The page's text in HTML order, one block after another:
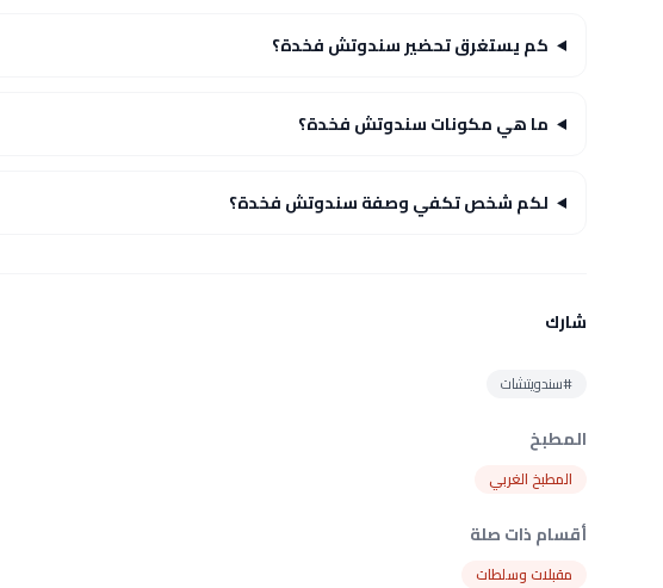
كم يستغرق تحضير سندوتش فخدة؟
ما هي مكونات سندوتش فخدة؟
لكم شخص تكفي وصفة سندوتش فخدة؟
شارك
#سندويتشات
المطبخ
المطبخ الغربي
أقسام ذات صلة
مقبلات وسلطات